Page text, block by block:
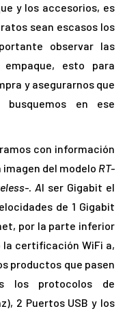
y los accesorios, es
sean escasos los
observar las
esto para
y asegurarnos que
en ese
con información
del modelo RT-
. Al ser Gigabit el
de 1 Gigabit
por la parte inferior
certificación WiFi a,
productos que pasen
los protocolos de
2 Puertos USB y los